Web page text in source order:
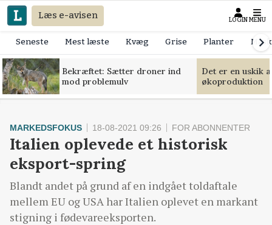
Læs e-avisen LOGIN MENU
Seneste Mest læste Kvæg Grise Planter
Bekræftet: Sætter droner ind
mod problemulv
Det er en uskik
økoproduktion
MARKEDSFOKUS 18-08-2021 09:26 FOR ABONNENTER
Italien oplevede et historisk
eksport-spring
Blandt andet på grund af en indgået toldaftale
mellem EU og USA har Italien oplevet en markant
stigning i fødevareeksporten.